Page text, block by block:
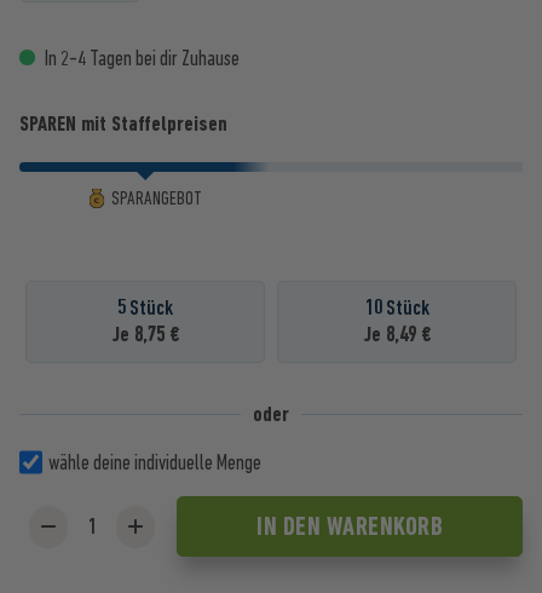
In 2-4 Tagen bei dir Zuhause
SPAREN mit Staffelpreisen
SPARANGEBOT
5 Stück
Je 8,75 €
10 Stück
Je 8,49 €
oder
wähle deine individuelle Menge
IN DEN WARENKORB